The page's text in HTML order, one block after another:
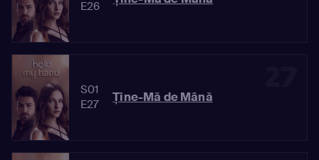
E26
S01
E27
Ține-Mă de Mână